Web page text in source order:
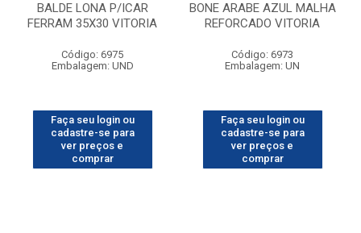
BALDE LONA P/ICAR
FERRAM 35X30 VITORIA
Código: 6975
Embalagem: UND
Faça seu login ou
cadastre-se para
ver preços e
comprar
BONE ARABE AZUL MALHA
REFORCADO VITORIA
Código: 6973
Embalagem: UN
Faça seu login ou
cadastre-se para
ver preços e
comprar